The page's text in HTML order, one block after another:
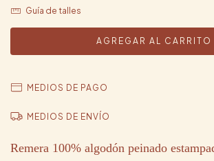
Guía de talles
MEDIOS DE PAGO
MEDIOS DE ENVÍO
Remera 100% algodón peinado